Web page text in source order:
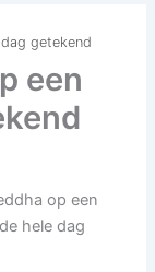
getekend
een
op een
hele dag